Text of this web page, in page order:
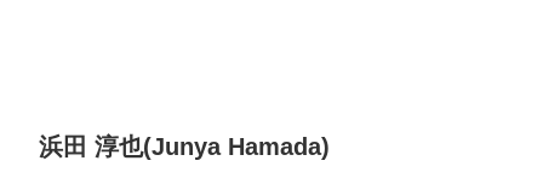
浜田 淳也(Junya Hamada)